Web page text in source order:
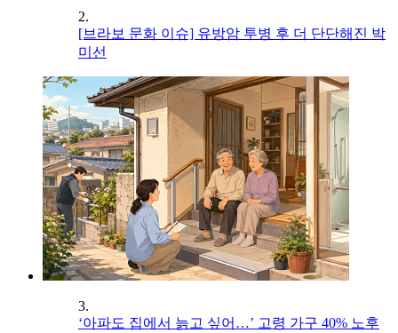
2.
[브라보 문화 이슈] 유방암 투병 후 더 단단해진 박
미선
3.
‘아파도 집에서 늙고 싶어…’ 고령 가구 40% 노후